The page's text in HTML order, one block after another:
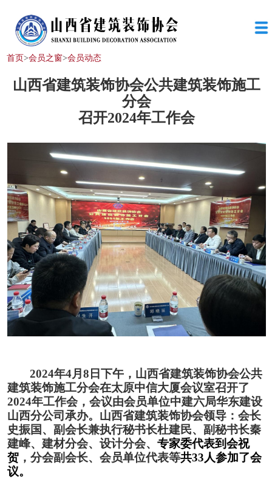
首页>会员之窗>会员动态
山西省建筑装饰协会公共建筑装饰施工
分会
召开2024年工作会
2024年4月8 日下午，山西省建筑装饰协会公共
建筑装饰施工分会在太原中信大厦会议室召开了
2024年工作会，会议由会员单位中建六局华东建设
山西分公司承办。 山西省建筑装饰协会领导：会长
史振国、副会长兼执行秘书长杜建民、副秘书长秦
建峰、建材分会、设计分会、专家委代表到会祝
贺 ，分会副会长、会员单位代表等共33人参加了会
议。